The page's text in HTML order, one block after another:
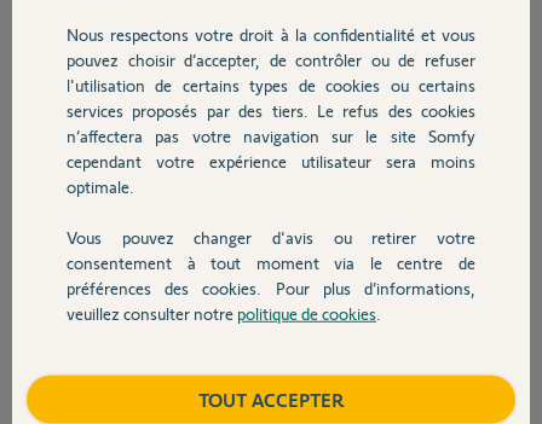
Chauffage
Autres produits
Devis avec un pro
Contact
Nadège H.
il y a plus de 4 ans
Participer au fil de discussion
Réponses
RTS et IO ne sont pas compatibles, donc non associable.
Nous respectons votre droit à la confidentialité et vous
pouvez choisir d’accepter, de contrôler ou de refuser
l'utilisation de certains types de cookies ou certains
services proposés par des tiers. Le refus des cookies
n’affectera pas votre navigation sur le site Somfy
cependant votre expérience utilisateur sera moins
optimale.
Vous pouvez changer d'avis ou retirer votre
consentement à tout moment via le centre de
préférences des cookies. Pour plus d’informations,
veuillez consulter notre politique de cookies
TOUT ACCEPTER